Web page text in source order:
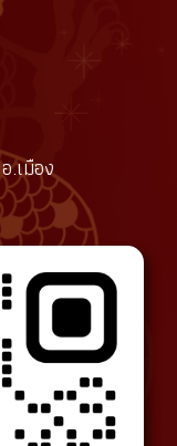
.เมือง